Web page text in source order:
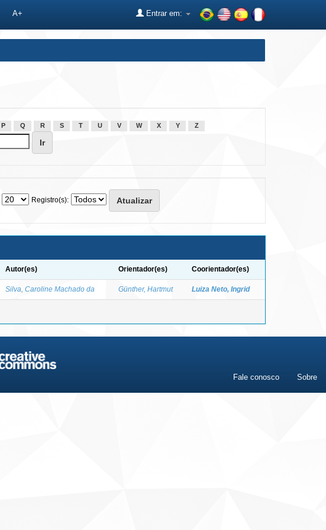
A+ Entrar em:
P Q R S T U V W X Y Z
Registro(s):
Autor(es) Orientador(es) Coorientador(es)
Silva, Caroline Machado da Günther, Hartmut Luiza Neto, Ingrid
Fale conosco Sobre